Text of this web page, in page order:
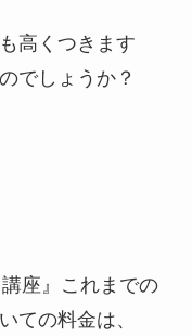
高くつきます
でしょうか？
座』これまでの
ての料金は、